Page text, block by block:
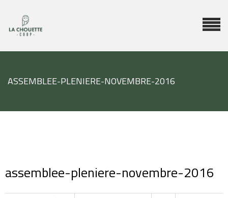
ASSEMBLEE-PLENIERE-NOVEMBRE-2016
assemblee-pleniere-novembre-2016